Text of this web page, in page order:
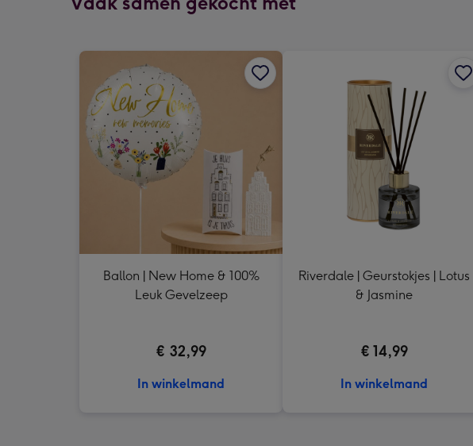
Ballon | New Home & 100%
Leuk Gevelzeep
€ 32,99
In winkelmand
Riverdale | Geurstokjes | Lotus
& Jasmine
€ 14,99
In winkelmand